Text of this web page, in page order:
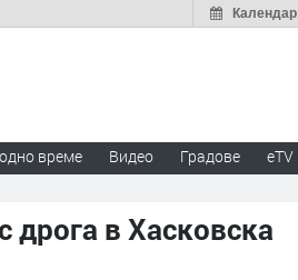
Календар
време Видео Градове eTV
в Хасковска